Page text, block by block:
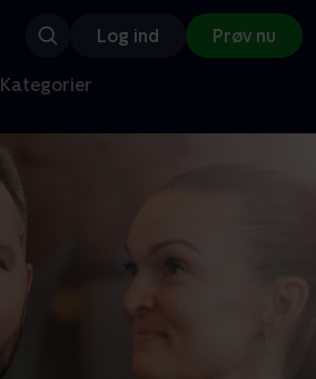
Log ind Prøv nu
Kategorier